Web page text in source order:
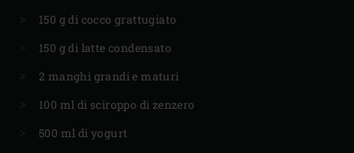
150 g di cocco grattugiato
150 g di latte condensato
2 manghi grandi e maturi
100 ml di sciroppo di zenzero
500 ml di yogurt